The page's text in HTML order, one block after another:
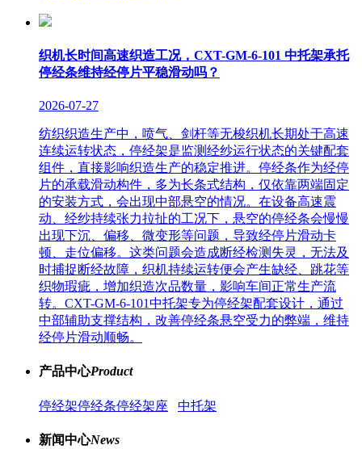
织机长时间高速织造工况，CXT-GM-6-101 中托架承托
停经条维持经停片平稳滑动吗？
2026-07-27
纺织织造生产中，喷气、剑杆等无梭织机长期处于高速
连续运转状态，停经架是监测经纱运行状态的关键配套
组件，直接影响织造生产的稳定推进。停经条作为经停
片的承载滑动构件，多为长条式结构，仅依靠两端固定
的安装方式，会出现中部悬空的情况。在设备高速震
动、经纱持续张力拉扯的工况下，悬空的停经条会慢慢
出现下沉、偏移、微变形等问题，导致经停片滑动卡
顿、走位偏移。这类问题会造成断经检测失灵，无法及
时捕捉断经故障，织机持续运转便会产生缺经、跳花等
织物瑕疵，增加织造次品数量，影响车间正常生产流
转。CXT-GM-6-101中托架专为停经架配套设计，通过
中部辅助支撑结构，改善停经条悬空受力的弊端，维持
经停片滑动顺畅。
产品中心Product
停经架停经条停经架座 中托架
新闻中心News